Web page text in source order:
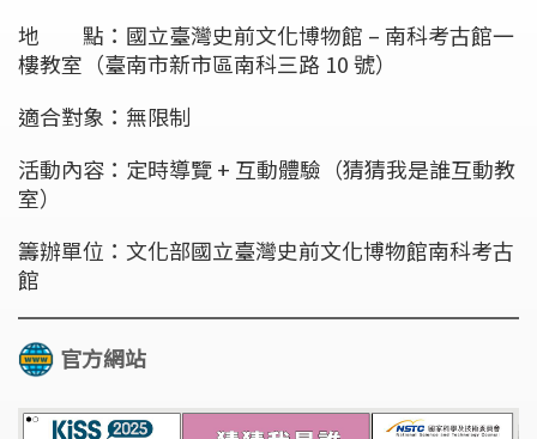
地 點：國立臺灣史前文化博物館 – 南科考古館一
樓教室（臺南市新市區南科三路 10 號）
適合對象：無限制
活動內容：定時導覽 + 互動體驗（猜猜我是誰互動教
室）
籌辦單位：文化部國立臺灣史前文化博物館南科考古
館
官方網站